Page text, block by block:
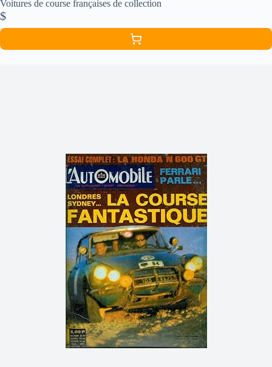
Voitures de course françaises de collection
$